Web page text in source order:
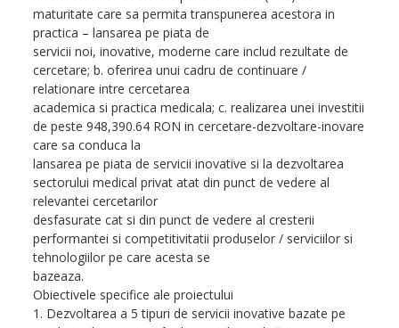
maturitate care sa permita transpunerea acestora in
practica – lansarea pe piata de
servicii noi, inovative, moderne care includ rezultate de
cercetare; b. oferirea unui cadru de continuare /
relationare intre cercetarea
academica si practica medicala; c. realizarea unei investitii
de peste 948,390.64 RON in cercetare-dezvoltare-inovare
care sa conduca la
lansarea pe piata de servicii inovative si la dezvoltarea
sectorului medical privat atat din punct de vedere al
relevantei cercetarilor
desfasurate cat si din punct de vedere al cresterii
performantei si competitivitatii produselor / serviciilor si
tehnologiilor pe care acesta se
bazeaza.
Obiectivele specifice ale proiectului
1. Dezvoltarea a 5 tipuri de servicii inovative bazate pe